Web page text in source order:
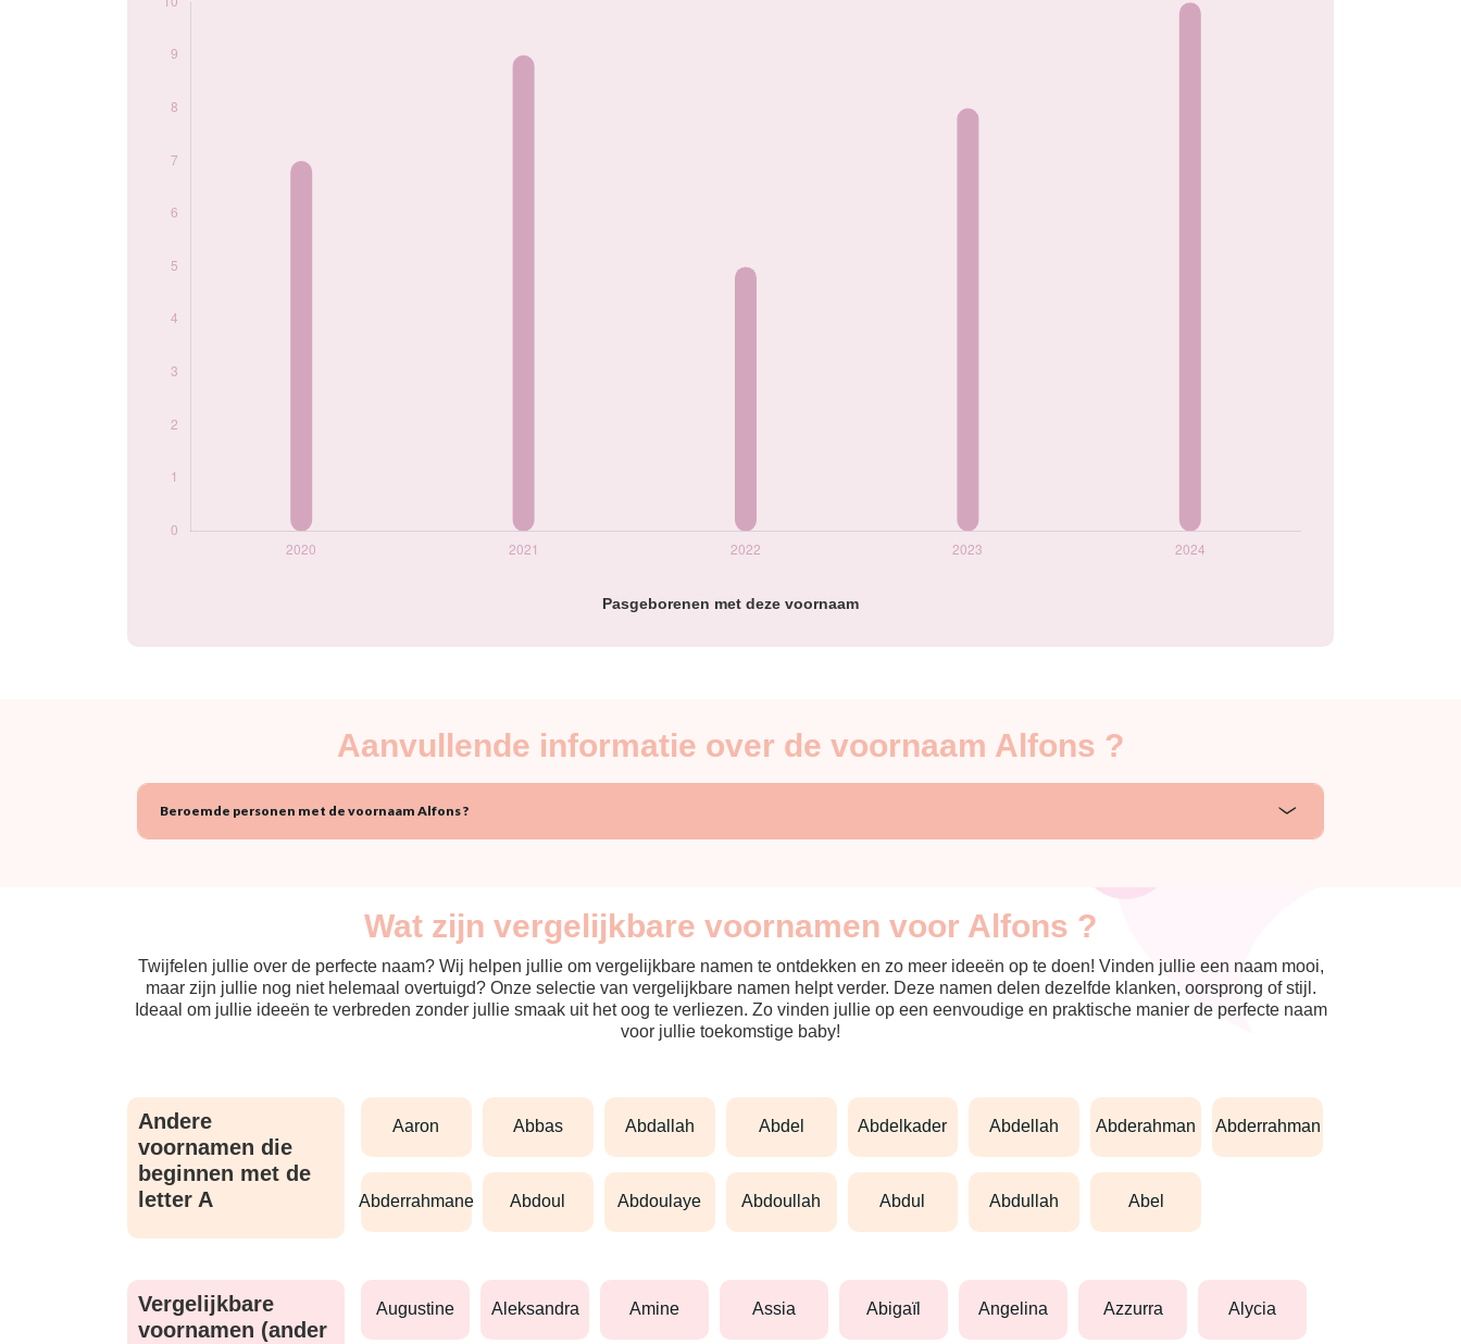
Pasgeborenen met deze voornaam
année
Aanvullende informatie over de voornaam Alfons ?
Beroemde personen met de voornaam Alfons ?
Wat zijn vergelijkbare voornamen voor Alfons ?
Twijfelen jullie over de perfecte naam? Wij helpen jullie om vergelijkbare namen te ontdekken en zo meer ideeën op te doen! Vinden jullie een naam mooi,
maar zijn jullie nog niet helemaal overtuigd? Onze selectie van vergelijkbare namen helpt verder. Deze namen delen dezelfde klanken, oorsprong of stijl.
Ideaal om jullie ideeën te verbreden zonder jullie smaak uit het oog te verliezen. Zo vinden jullie op een eenvoudige en praktische manier de perfecte naam
voor jullie toekomstige baby!
Andere
voornamen die
beginnen met de
letter A
aaron abbas abdallah abdel abdelkader abdellah abderahman abderrahman
abderrahmane abdoul abdoulaye abdoullah abdul abdullah abel
Vergelijkbare
voornamen (ander
augustine aleksandra amine assia abigaïl angelina azzurra alycia